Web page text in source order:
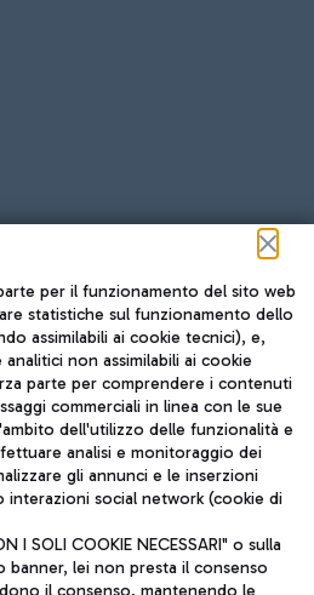
e approfitta della vicinanza
più facile spostarsi
di Fiumicino da Roma
JOURNAL
ITA
per il funzionamento del sito web
statistiche sul funzionamento dello
assimilabili ai cookie tecnici), e,
non assimilabili ai cookie
parte per comprendere i contenuti
commerciali in linea con le sue
dell'utilizzo delle funzionalità e
analisi e monitoraggio dei
gli annunci e le inserzioni
interazioni social network (cookie di
I SOLI COOKIE NECESSARI" o sulla
banner, lei non presta il consenso
il consenso, mantenendo le